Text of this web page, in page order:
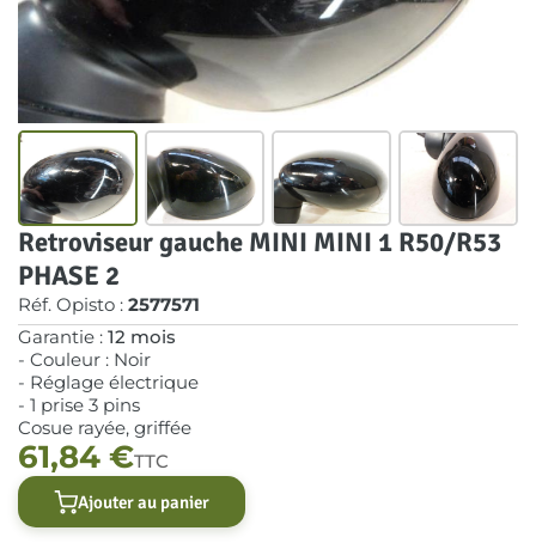
Retroviseur gauche MINI MINI 1 R50/R53
PHASE 2
Réf. Opisto : 2577571
Garantie : 12 mois
- Couleur : Noir
- Réglage électrique
- 1 prise 3 pins
Cosue rayée, griffée
61,84 €TTC
Ajouter au panier